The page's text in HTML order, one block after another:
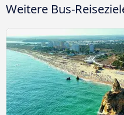
Weitere Bus-